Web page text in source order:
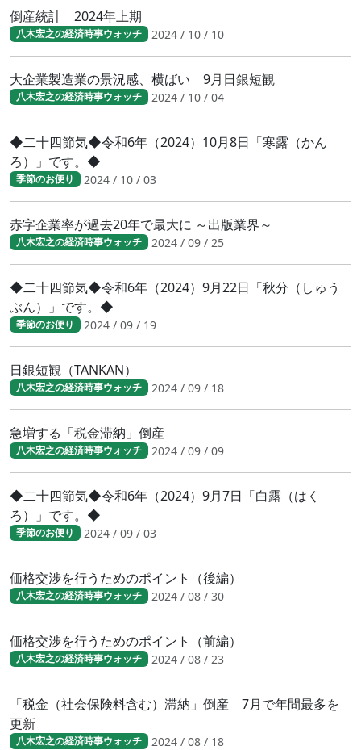
倒産統計 2024年上期
八木宏之の経済時事ウォッチ 2024 / 10 / 10
大企業製造業の景況感、横ばい 9月日銀短観
八木宏之の経済時事ウォッチ 2024 / 10 / 04
◆二十四節気◆令和6年（2024）10月8日「寒露（かん
ろ）」です。◆
季節のお便り 2024 / 10 / 03
赤字企業率が過去20年で最大に ～出版業界～
八木宏之の経済時事ウォッチ 2024 / 09 / 25
◆二十四節気◆令和6年（2024）9月22日「秋分（しゅう
ぶん）」です。◆
季節のお便り 2024 / 09 / 19
日銀短観（TANKAN）
八木宏之の経済時事ウォッチ 2024 / 09 / 18
急増する「税金滞納」倒産
八木宏之の経済時事ウォッチ 2024 / 09 / 09
◆二十四節気◆令和6年（2024）9月7日「白露（はく
ろ）」です。◆
季節のお便り 2024 / 09 / 03
価格交渉を行うためのポイント（後編）
八木宏之の経済時事ウォッチ 2024 / 08 / 30
価格交渉を行うためのポイント（前編）
八木宏之の経済時事ウォッチ 2024 / 08 / 23
「税金（社会保険料含む）滞納」倒産 7月で年間最多を
更新
八木宏之の経済時事ウォッチ 2024 / 08 / 18